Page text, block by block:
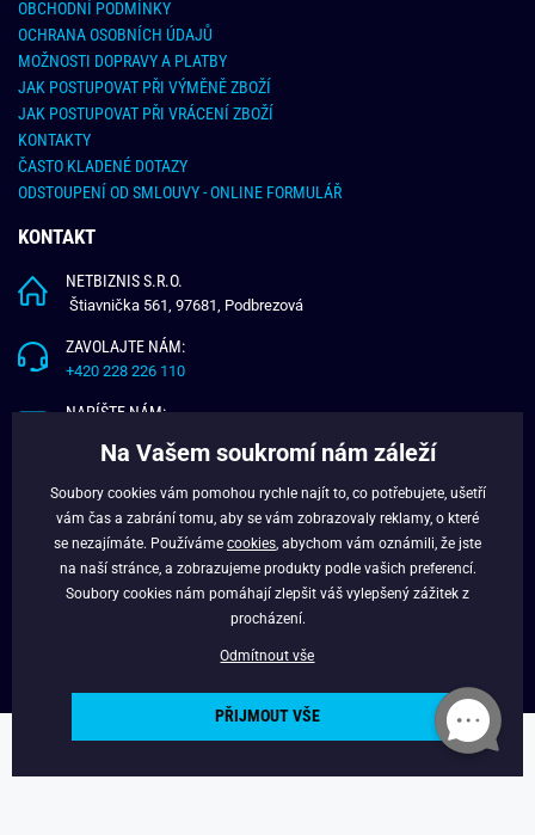
OBCHODNÍ PODMÍNKY
OCHRANA OSOBNÍCH ÚDAJŮ
MOŽNOSTI DOPRAVY A PLATBY
JAK POSTUPOVAT PŘI VÝMĚNĚ ZBOŽÍ
JAK POSTUPOVAT PŘI VRÁCENÍ ZBOŽÍ
KONTAKTY
ČASTO KLADENÉ DOTAZY
ODSTOUPENÍ OD SMLOUVY - ONLINE FORMULÁŘ
KONTAKT
NETBIZNIS S.R.O.
Štiavnička 561, 97681, Podbrezová
ZAVOLAJTE NÁM:
+420 228 226 110
NAPÍŠTE NÁM:
O NÁS
VĚRNOSTNÍ PROGRAM
Copyright © 2024 - Budchlap.cz Všechna práva vyhrazena. webdesign ©
Na Vašem soukromí nám záleží
Soubory cookies vám pomohou rychle najít to, co potřebujete, ušetří
vám čas a zabrání tomu, aby se vám zobrazovaly reklamy, o které
se nezajímáte. Používáme cookies , abychom vám oznámili, že jste
na naší stránce, a zobrazujeme produkty podle vašich preferencí.
Soubory cookies nám pomáhají zlepšit váš vylepšený zážitek z
procházení.
Odmítnout vše
PŘIJMOUT VŠE